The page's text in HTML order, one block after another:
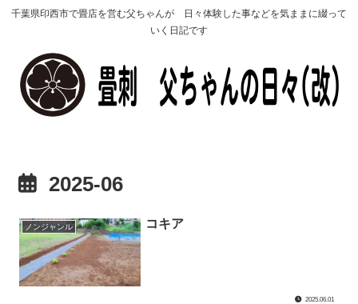
千葉県印西市で畳店を営む父ちゃんが 日々体験した事などを気ままに綴って
いく日記です
2025-06
ノンジャンル コキア
2025.06.01